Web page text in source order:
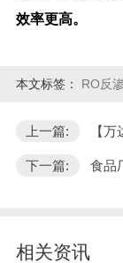
效率更高。
本文标签： RO反
上一篇: 【
下一篇: 食品
相关资讯